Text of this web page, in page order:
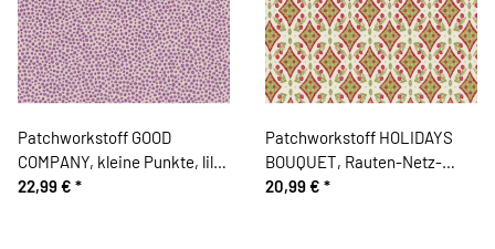
Patchworkstoff GOOD
COMPANY, kleine Punkte, lila,
Cori Dantini
22,99 € *
Patchworkstoff HOLIDAYS
BOUQUET, Rauten-Netz-
Muster mit Beeren, hellgrün-
20,99 € *